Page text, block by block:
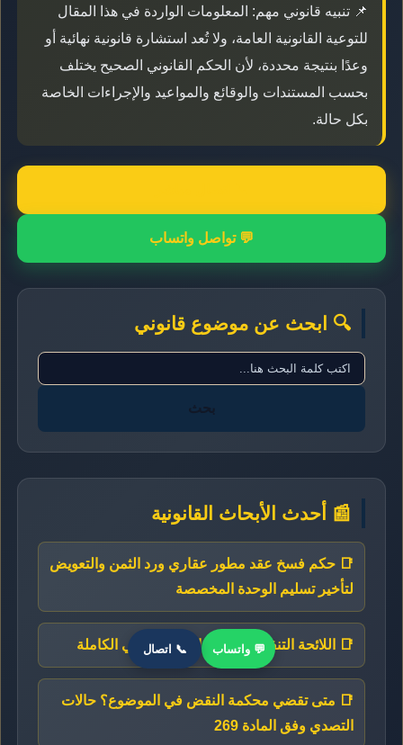
📌 تنبيه قانوني مهم: المعلومات الواردة في هذا المقال
للتوعية القانونية العامة، ولا تُعد استشارة قانونية نهائية أو
وعدًا بنتيجة محددة، لأن الحكم القانوني الصحيح يختلف
بحسب المستندات والوقائع والمواعيد والإجراءات الخاصة
بكل حالة.
💬 تواصل واتساب
🔍 ابحث عن موضوع قانوني
بحث
📰 أحدث الأبحاث القانونية
📑 حكم فسخ عقد مطور عقاري ورد الثمن والتعويض
لتأخير تسليم الوحدة المخصصة
📑 اللائحة التنفيذية لقانون السجل العيني الكاملة
📑 متى تقضي محكمة النقض في الموضوع؟ حالات
التصدي وفق المادة 269
💬 واتساب 📞 اتصال